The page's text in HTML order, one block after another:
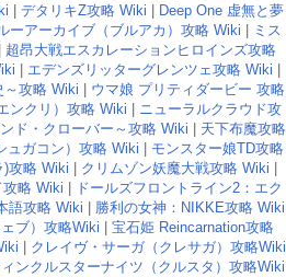
デタリキZ攻略 Wiki
Deep One 虚無と夢
ーアーカイブ（ブルアカ）攻略 Wiki
ミス
超昂大戦エスカレーションヒロインズ攻略
エデンズリッターグレンツェ攻略 Wiki
～攻略 Wiki
ウマ娘 プリティダービー 攻略
ンクリ）攻略 Wiki
ニューラルクラウド攻
ド・クローバー～攻略 Wiki
天下布魔攻略
ュガコン）攻略 Wiki
モンスター娘TD攻略
)攻略 Wiki クリムゾン妖魔大戦攻略 Wiki
略 Wiki
ドールズフロントライン2：エク
語攻略 Wiki
勝利の女神：NIKKE攻略 Wiki
ブ）攻略Wiki
宝石姫 Reincarnation攻略
クレイヴ・サーガ（クレサガ）攻略Wiki
ンクルスターナイツ（クルスタ）攻略Wiki